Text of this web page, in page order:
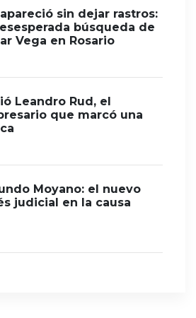
sin dejar rastros:
búsqueda de
Vega en Rosario
Leandro Rud, el
que marcó una
Moyano: el nuevo
judicial en la causa